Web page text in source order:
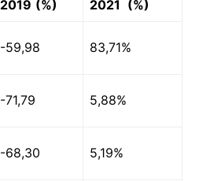
2019 (%)
2021 (%)
-59,98 83,71%
-71,79 5,88%
-68,30 5,19%